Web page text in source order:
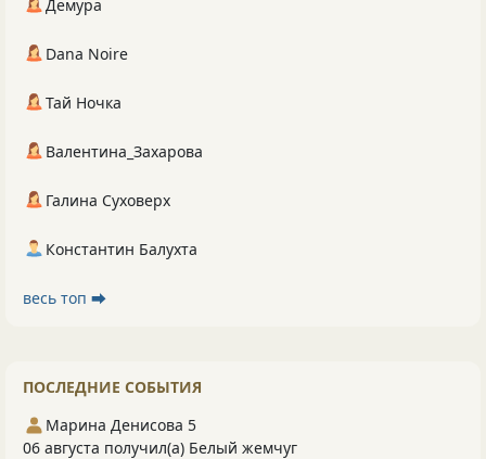
Демура
Dana Noire
Тай Ночка
Валентина_Захарова
Галина Суховерх
Константин Балухта
весь топ ⮕
ПОСЛЕДНИЕ СОБЫТИЯ
Марина Денисова 5
06 августа получил(а) Белый жемчуг